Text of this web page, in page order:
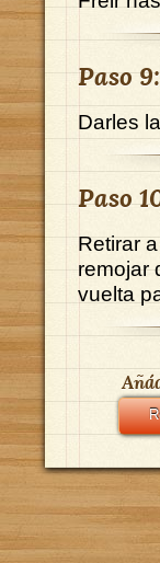
Paso 9:
Darles
Paso
Retirar
remojar
vuelta